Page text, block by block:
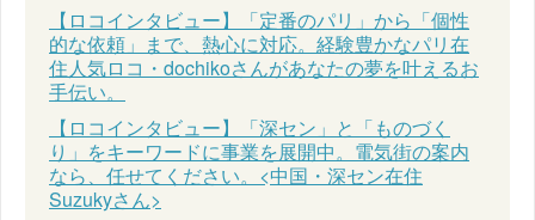
【ロコインタビュー】「定番のパリ」から「個性
的な依頼」まで、熱心に対応。経験豊かなパリ在
住人気ロコ・dochikoさんがあなたの夢を叶えるお
手伝い。
【ロコインタビュー】「深セン」と「ものづく
り」をキーワードに事業を展開中。電気街の案内
なら、任せてください。<中国・深セン在住
Suzukyさん>